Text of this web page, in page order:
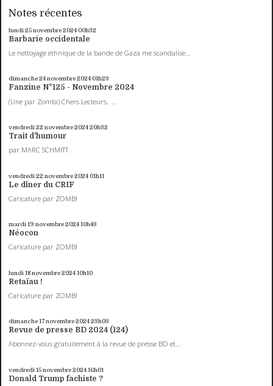
Notes récentes
lundi 25novembre 2024 00h32
Barbarie occidentale
Le nettoyage ethnique de la bande de Gaza me scandalise...
dimanche 24novembre 2024 01h23
Fanzine N°125 - Novembre 2024
(Une par Zombi) Chers Lecteurs, ...
vendredi 22 novembre 202420h32
Trait d'humour
par MARC SCHMITT
vendredi 22 novembre 2024 01h11
Le dîner du CRIF
Caricature par ZOMBI
mardi 19 novembre 202410h43
Néocon
Caricature par ZOMBI
lundi 18novembre 202410h10
Retaïau !
Caricature par ZOMBI
dimanche 17novembre 202423h03
Revue de presse BD 2024 (124)
Abonnez-vous gratuitement à la revue de presse BD et...
vendredi 15novembre 202416h01
Donald Trump fachiste ?